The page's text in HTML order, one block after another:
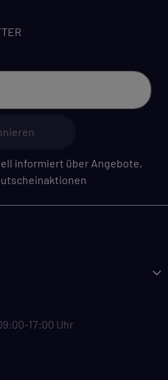
informiert über Angebote,
17:00 Uhr